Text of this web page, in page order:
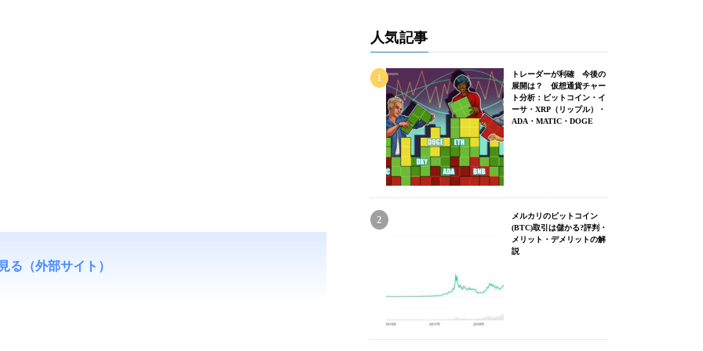
る（外部サイト）
人気記事
トレーダーが利確 今後の
展開は？ 仮想通貨チャー
ト分析：ビットコイン・イ
ーサ・XRP（リップル）・
ADA・MATIC・DOGE
メルカリのビットコイン
(BTC)取引は儲かる?評判・
メリット・デメリットの解
説